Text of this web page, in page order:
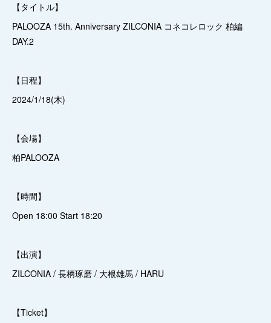
【タイトル】
PALOOZA 15th. Anniversary ZILCONIA コネコレロック 柏編
DAY.2
【日程】
2024/1/18(木)
【会場】
柏PALOOZA
【時間】
Open 18:00 Start 18:20
【出演】
ZILCONIA / 長柄琢磨 / 大根雄馬 / HARU
【Ticket】